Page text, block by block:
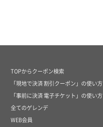
TOPからクーポン検索
「現地で決済 割引クーポン」の使い方
「事前に決済 電子チケット」の使い方
全てのゲレンデ
WEB会員